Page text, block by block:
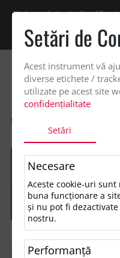
Vindem exclusiv catre firme! Ne
discount
ACASA
Setări de
Acest instrument vă
diverse etichete /
utilizate pe acest site
confidențialitate
Setări
Necesare
Aceste cookie-uri
buna funcționare a
și nu pot fi
nostru.
Performanţă